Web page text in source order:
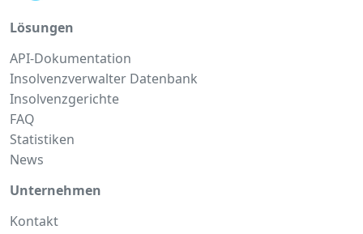
Lösungen
API-Dokumentation
Insolvenzverwalter Datenbank
Insolvenzgerichte
FAQ
Statistiken
News
Unternehmen
Kontakt